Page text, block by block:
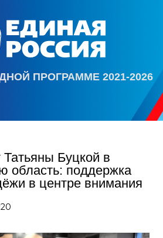
ПРОГРАММЕ 2021-2026
Татьяны Буцкой в
область: поддержка
в центре внимания